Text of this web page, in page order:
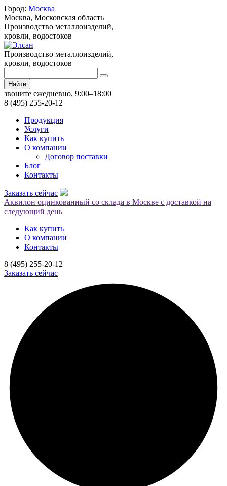
Город: Москва
Москва, Московская область
Производство металлоизделий,
кровли, водостоков
Производство металлоизделий,
кровли, водостоков
Найти
звоните ежедневно, 9:00–18:00
8 (495) 255-20-12
Продукция
Услуги
Как купить
О компании
Договор поставки
Блог
Контакты
Заказать сейчас
Аквилон оцинкованный со склада в Москве с доставкой на
следующий день
Как купить
О компании
Контакты
8 (495) 255-20-12
Заказать сейчас